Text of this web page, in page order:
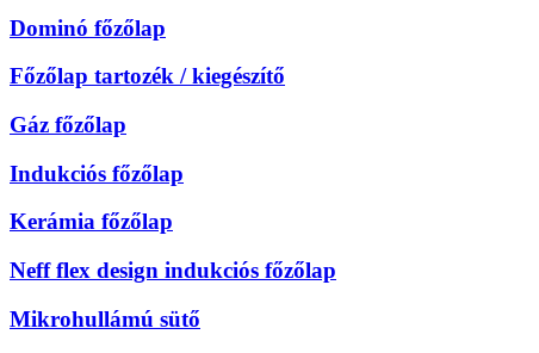
Dominó főzőlap
Főzőlap tartozék / kiegészítő
Gáz főzőlap
Indukciós főzőlap
Kerámia főzőlap
Neff flex design indukciós főzőlap
Mikrohullámú sütő